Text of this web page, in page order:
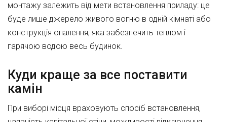
монтажу залежить від мети встановлення приладу: це
буде лише джерело живого вогню в одній кімнаті або
конструкція опалення, яка забезпечить теплом і
гарячою водою весь будинок.
Куди краще за все поставити
камін
При виборі місця враховують спосіб встановлення,